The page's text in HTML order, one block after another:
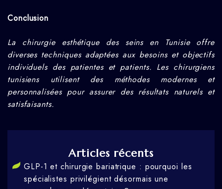
Conclusion
La chirurgie esthétique des seins en Tunisie offre
diverses techniques adaptées aux besoins et objectifs
individuels des patientes et patients. Les chirurgiens
tunisiens utilisent des méthodes modernes et
personnalisées pour assurer des résultats naturels et
satisfaisants.
Articles récents
GLP-1 et chirurgie bariatrique : pourquoi les
spécialistes privilégient désormais une